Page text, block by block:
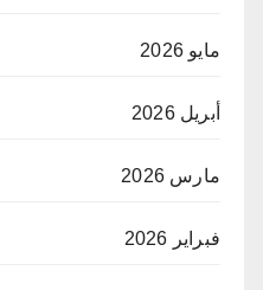
مايو 2026
أبريل 2026
مارس 2026
فبراير 2026